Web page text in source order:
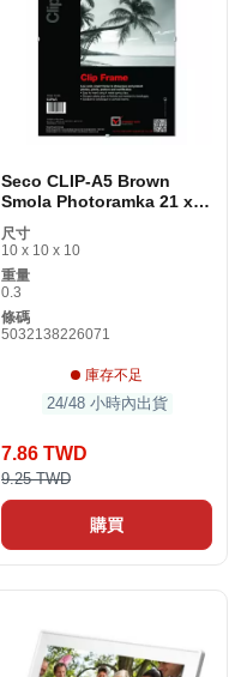
Seco CLIP-A5 Brown
Smola Photoramka 21 x
15 cm
尺寸
10 x 10 x 10
重量
0.3
條碼
5032138226071
庫存不足
24/48 小時內出貨
7.86 TWD
9.25 TWD
購買